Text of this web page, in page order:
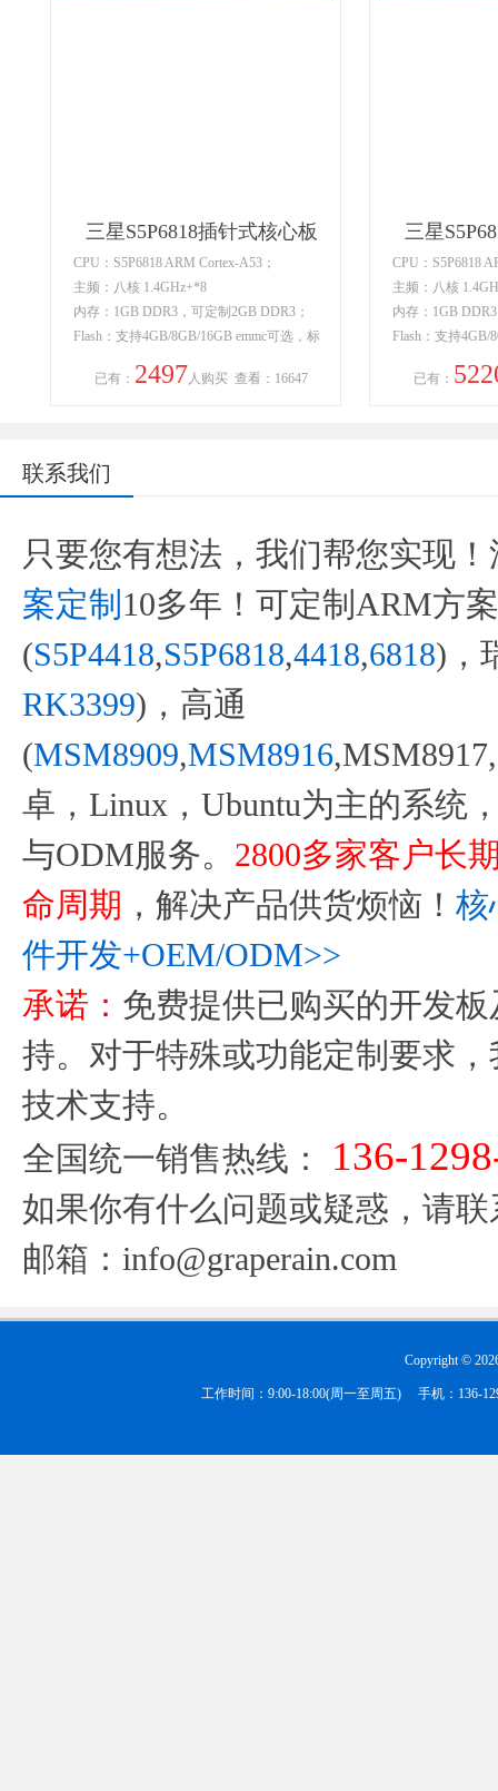
三星S5P6818插针式核心板
CPU：S5P6818 ARM Cortex-A53；
主频：八核 1.4GHz+*8
内存：1GB DDR3，可定制2GB DDR3；
Flash：支持4GB/8GB/16GB emmc可选，标
已有： 2497人购买 查看：16647
三星
CPU：S5P6818
主频：八核
内存：1GB
Flash：支持4GB/
已有：
联系我们
只要您有想法，我们帮您实现
案定制 10多年！可定制ARM方
(S5P4418,S5P6818,4418,6818)，
RK3399)，高通
(MSM8909,MSM8916,MSM8917,
卓，Linux，Ubuntu为主的系统
与ODM服务。 2800多家客户长
命周期 ，解决产品供货烦恼！ 核
件开发+OEM/ODM>>
承诺： 免费提供已购买的开发
持。对于特殊或功能定制要求
技术支持。
全国统一销售热线：
136-
如果你有什么问题或疑惑，请
邮箱： info@graperain.com
Copyright ©
工作时间：9:00-18:00(周一至周五) 手机：136-